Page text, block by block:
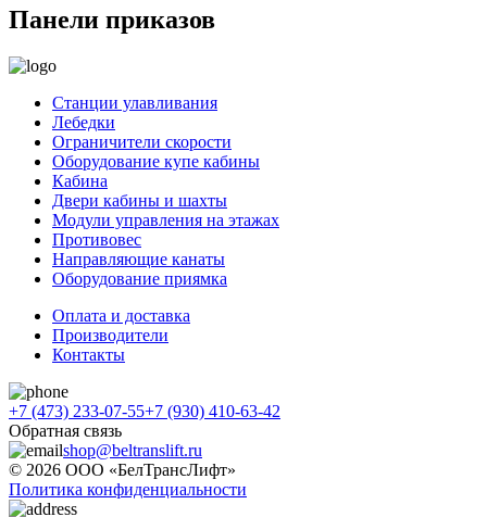
Панели приказов
Станции улавливания
Лебедки
Ограничители скорости
Оборудование купе кабины
Кабина
Двери кабины и шахты
Модули управления на этажах
Противовес
Направляющие канаты
Оборудование приямка
Оплата и доставка
Производители
Контакты
+7 (473) 233-07-55+7 (930) 410-63-42
Обратная связь
shop@beltranslift.ru
© 2026 ООО «БелТрансЛифт»
Политика конфиденциальности